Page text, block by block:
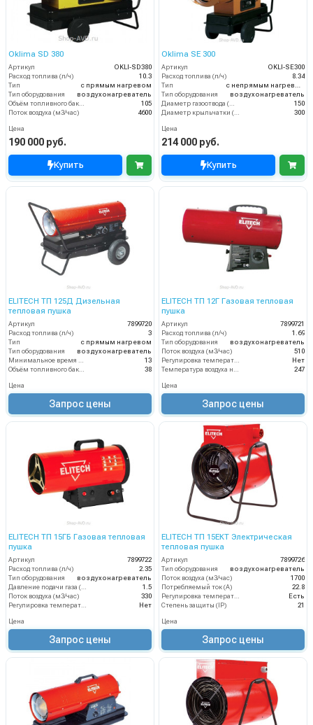
Oklima SD 380
Артикул
OKLI-SD380
Расход топлива (л/ч)
10.3
Тип
с прямым нагревом
Тип оборудования
воздухонагреватель
105
Поток воздуха (м3/час)
4600
Цена
190 000 руб.
Купить
Oklima SE 300
Артикул
OKLI-SE300
Расход топлива (л/ч)
8.34
Тип
Тип оборудования
воздухонагреватель
150
300
Цена
214 000 руб.
Купить
ELITECH ТП 125Д Дизельная
тепловая пушка
Артикул
7899720
Расход топлива (л/ч)
3
Тип
с прямым нагревом
Тип оборудования
воздухонагреватель
Минимальное время работы при полном баке (ч)
13
Объём топливного бака (л)
38
Цена
Запрос цены
ELITECH ТП 12Г Газовая тепловая
пушка
Артикул
7899721
Расход топлива (л/ч)
1.69
Тип оборудования
воздухонагреватель
Поток воздуха (м3/час)
510
Регулировка температуры термостатом
Нет
Температура воздуха на выходе (°C)
247
Цена
Запрос цены
ELITECH ТП 15ГБ Газовая тепловая
пушка
Артикул
7899722
Расход топлива (л/ч)
2.35
Тип оборудования
воздухонагреватель
1.5
Поток воздуха (м3/час)
330
Нет
Цена
Запрос цены
ELITECH ТП 15ЕКТ Электрическая
тепловая пушка
Артикул
7899726
Тип оборудования
воздухонагреватель
Поток воздуха (м3/час)
1700
Потребляемый ток (А)
22.8
Есть
Степень защиты (IP)
21
Цена
Запрос цены